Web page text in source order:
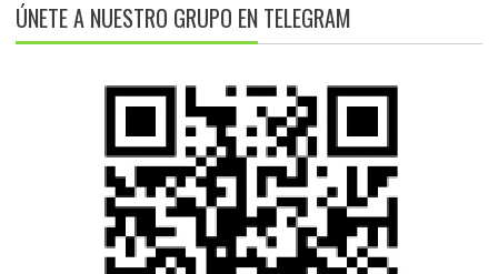
ÚNETE A NUESTRO GRUPO EN TELEGRAM